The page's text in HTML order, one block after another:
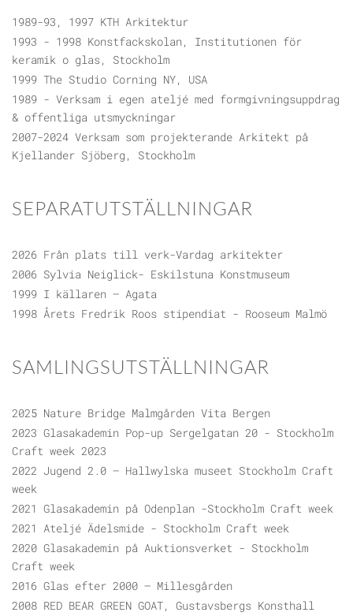
1989-93, 1997 KTH Arkitektur
1993 - 1998 Konstfackskolan, Institutionen för
keramik o glas, Stockholm
1999 The Studio Corning NY, USA
1989 - Verksam i egen ateljé med formgivningsuppdrag
& offentliga utsmyckningar
2007-2024 Verksam som projekterande Arkitekt på
Kjellander Sjöberg, Stockholm
SEPARATUTSTÄLLNINGAR
2026 Från plats till verk-Vardag arkitekter
2006 Sylvia Neiglick- Eskilstuna Konstmuseum
1999 I källaren – Agata
1998 Årets Fredrik Roos stipendiat - Rooseum Malmö
SAMLINGSUTSTÄLLNINGAR
2025 Nature Bridge Malmgården Vita Bergen
2023 Glasakademin Pop-up Sergelgatan 20 - Stockholm
Craft week 2023
2022 Jugend 2.0 – Hallwylska museet Stockholm Craft
week
2021 Glasakademin på Odenplan -Stockholm Craft week
2021 Ateljé Ädelsmide - Stockholm Craft week
2020 Glasakademin på Auktionsverket - Stockholm
Craft week
2016 Glas efter 2000 – Millesgården
2008 RED BEAR GREEN GOAT, Gustavsbergs Konsthall